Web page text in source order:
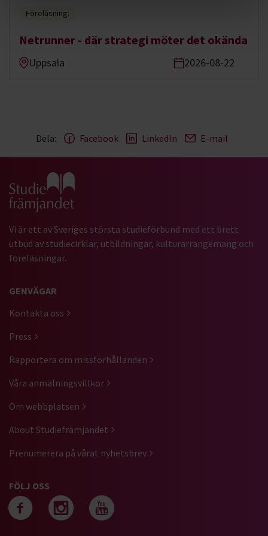
Föreläsning:
Netrunner - där strategi möter det okända
Uppsala 2026-08-22
Dela: Facebook LinkedIn E-mail
Gå till studiefrämjandets startsida
Vi är ett av Sveriges största studieförbund med ett brett
utbud av studiecirklar, utbildningar, kulturarrangemang och
föreläsningar.
GENVÄGAR
Kontakta oss
Press
Rapportera om missförhållanden
Våra anmälningsvillkor
Om webbplatsen
About Studiefrämjandet
Prenumerera på vårat nyhetsbrev
FÖLJ OSS
Följ oss på facebook
Följ oss på
Följ oss på